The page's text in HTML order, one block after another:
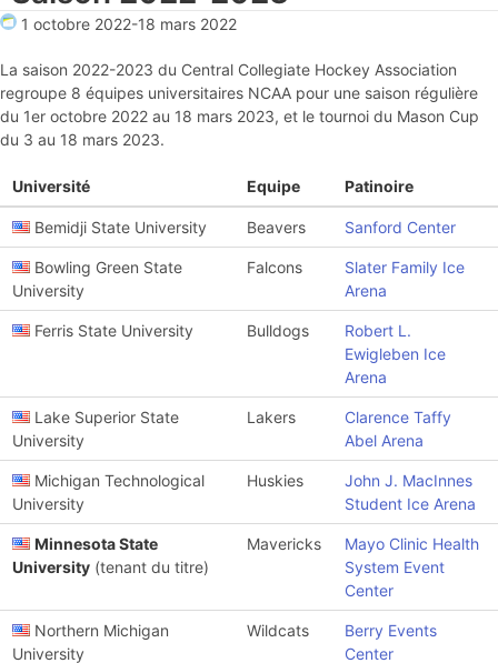
1 octobre 2022-18 mars 2022
La saison 2022-2023 du Central Collegiate Hockey Association
regroupe 8 équipes universitaires NCAA pour une saison régulière
du 1er octobre 2022 au 18 mars 2023, et le tournoi du Mason Cup
du 3 au 18 mars 2023.
Université Equipe Patinoire
Bemidji State University Beavers Sanford Center
Bowling Green State
University
Falcons
Slater Family Ice
Arena
Ferris State University Bulldogs
Robert L.
Ewigleben Ice
Arena
Lake Superior State
University
Lakers
Clarence Taffy
Abel Arena
Michigan Technological
University
Huskies
John J. MacInnes
Student Ice Arena
Minnesota State
University(tenant du titre)
Mavericks
Mayo Clinic Health
System Event
Center
Northern Michigan
University
Wildcats
Berry Events
Center